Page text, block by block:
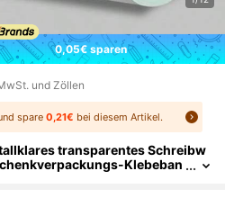
0,05€ sparen
und Zöllen
spare 0,21€ bei diesem Artikel.
transparentes Schreibw
Klebeban